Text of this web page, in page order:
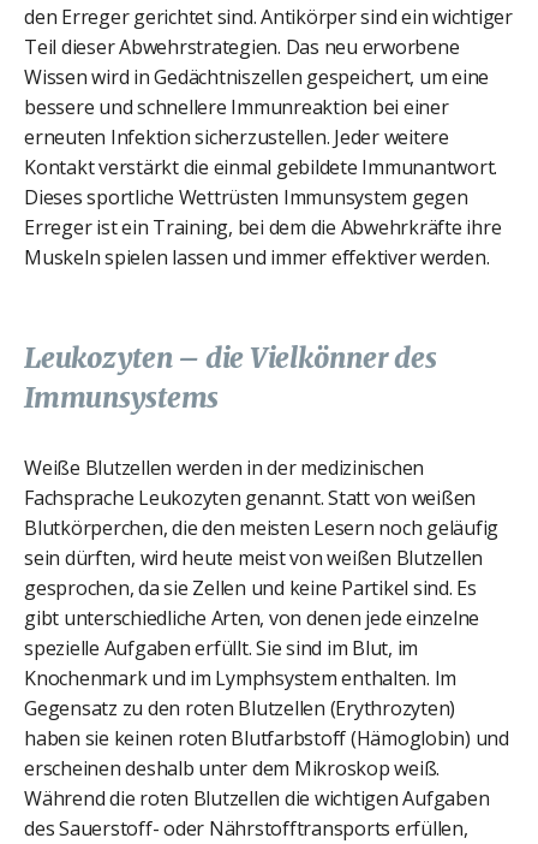
den Erreger gerichtet sind. Antikörper sind ein wichtiger
Teil dieser Abwehrstrategien. Das neu erworbene
Wissen wird in Gedächtniszellen gespeichert, um eine
bessere und schnellere Immunreaktion bei einer
erneuten Infektion sicherzustellen. Jeder weitere
Kontakt verstärkt die einmal gebildete Immunantwort.
Dieses sportliche Wettrüsten Immunsystem gegen
Erreger ist ein Training, bei dem die Abwehrkräfte ihre
Muskeln spielen lassen und immer effektiver werden.
Leukozyten – die Vielkönner des
Immunsystems
Weiße Blutzellen werden in der medizinischen
Fachsprache Leukozyten genannt. Statt von weißen
Blutkörperchen, die den meisten Lesern noch geläufig
sein dürften, wird heute meist von weißen Blutzellen
gesprochen, da sie Zellen und keine Partikel sind. Es
gibt unterschiedliche Arten, von denen jede einzelne
spezielle Aufgaben erfüllt. Sie sind im Blut, im
Knochenmark und im Lymphsystem enthalten. Im
Gegensatz zu den roten Blutzellen (Erythrozyten)
haben sie keinen roten Blutfarbstoff (Hämoglobin) und
erscheinen deshalb unter dem Mikroskop weiß.
Während die roten Blutzellen die wichtigen Aufgaben
des Sauerstoff- oder Nährstofftransports erfüllen,